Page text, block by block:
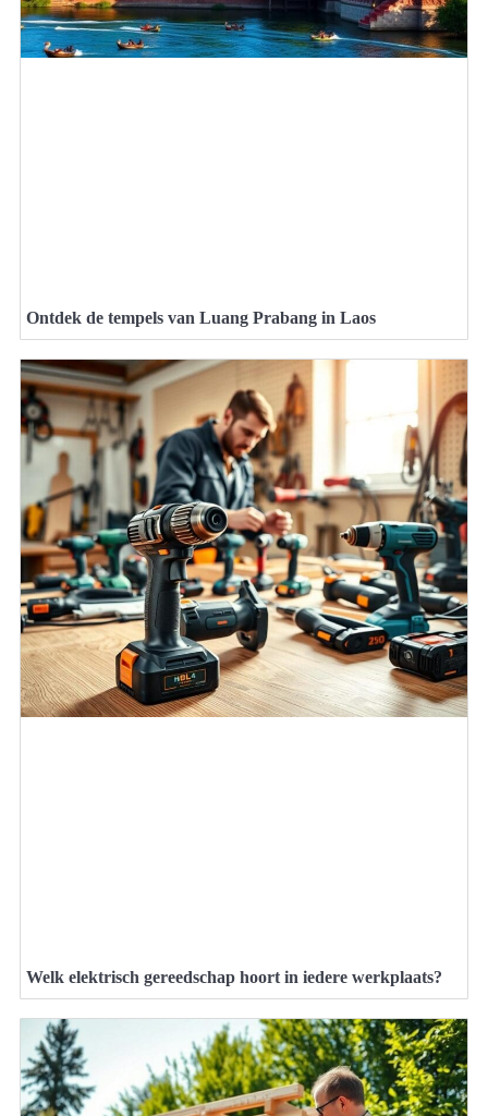
Ontdek de tempels van Luang Prabang in Laos
Welk elektrisch gereedschap hoort in iedere werkplaats?